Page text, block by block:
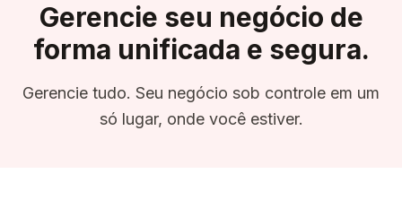
Gerencie seu negócio de
forma unificada e segura.
Gerencie tudo. Seu negócio sob controle em um
só lugar, onde você estiver.